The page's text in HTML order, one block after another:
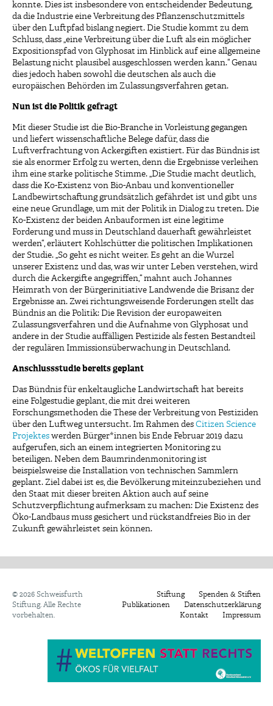
konnte. Dies ist insbesondere von entscheidender Bedeutung,
da die Industrie eine Verbreitung des Pflanzenschutzmittels
über den Luftpfad bislang negiert. Die Studie kommt zu dem
Schluss, dass „eine Verbreitung über die Luft als ein möglicher
Expositionspfad von Glyphosat im Hinblick auf eine allgemeine
Belastung nicht plausibel ausgeschlossen werden kann.“ Genau
dies jedoch haben sowohl die deutschen als auch die
europäischen Behörden im Zulassungsverfahren getan.
Nun ist die Politik gefragt
Mit dieser Studie ist die Bio-Branche in Vorleistung gegangen
und liefert wissenschaftliche Belege dafür, dass die
Luftverfrachtung von Ackergiften existiert. Für das Bündnis ist
sie als enormer Erfolg zu werten, denn die Ergebnisse verleihen
ihm eine starke politische Stimme. „Die Studie macht deutlich,
dass die Ko-Existenz von Bio-Anbau und konventioneller
Landbewirtschaftung grundsätzlich gefährdet ist und gibt uns
eine neue Grundlage, um mit der Politik in Dialog zu treten. Die
Ko-Existenz der beiden Anbauformen ist eine legitime
Forderung und muss in Deutschland dauerhaft gewährleistet
werden“, erläutert Kohlschütter die politischen Implikationen
der Studie. „So geht es nicht weiter. Es geht an die Wurzel
unserer Existenz und das, was wir unter Leben verstehen, wird
durch die Ackergifte angegriffen,“ mahnt auch Johannes
Heimrath von der Bürgerinitiative Landwende die Brisanz der
Ergebnisse an. Zwei richtungsweisende Forderungen stellt das
Bündnis an die Politik: Die Revision der europaweiten
Zulassungsverfahren und die Aufnahme von Glyphosat und
andere in der Studie auffälligen Pestizide als festen Bestandteil
der regulären Immissionsüberwachung in Deutschland.
Anschlussstudie bereits geplant
Das Bündnis für enkeltaugliche Landwirtschaft hat bereits
eine Folgestudie geplant, die mit drei weiteren
Forschungsmethoden die These der Verbreitung von Pestiziden
über den Luftweg untersucht. Im Rahmen des Citizen Science
Projektes werden Bürger*innen bis Ende Februar 2019 dazu
aufgerufen, sich an einem integrierten Monitoring zu
beteiligen. Neben dem Baumrindenmonitoring ist
beispielsweise die Installation von technischen Sammlern
geplant. Ziel dabei ist es, die Bevölkerung miteinzubeziehen und
den Staat mit dieser breiten Aktion auch auf seine
Schutzverpflichtung aufmerksam zu machen: Die Existenz des
Öko-Landbaus muss gesichert und rückstandfreies Bio in der
Zukunft gewährleistet sein können.
© 2026 Schweisfurth
Stiftung. Alle Rechte
vorbehalten.
Stiftung
Spenden & Stiften
Publikationen
Datenschutzerklärung
Kontakt
Impressum